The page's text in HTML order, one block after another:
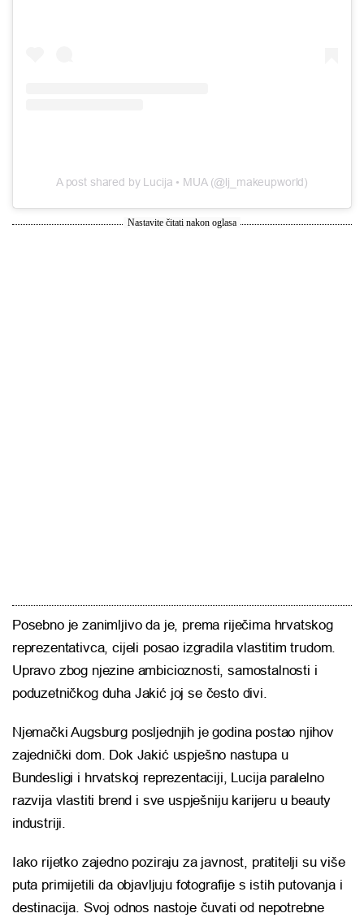
A post shared by Lucija • MUA (@lj_makeupworld)
Nastavite čitati nakon oglasa
Posebno je zanimljivo da je, prema riječima hrvatskog
reprezentativca, cijeli posao izgradila vlastitim trudom.
Upravo zbog njezine ambicioznosti, samostalnosti i
poduzetničkog duha Jakić joj se često divi.
Njemački Augsburg posljednjih je godina postao njihov
zajednički dom. Dok Jakić uspješno nastupa u
Bundesligi i hrvatskoj reprezentaciji, Lucija paralelno
razvija vlastiti brend i sve uspješniju karijeru u beauty
industriji.
Iako rijetko zajedno poziraju za javnost, pratitelji su više
puta primijetili da objavljuju fotografije s istih putovanja i
destinacija. Svoj odnos nastoje čuvati od nepotrebne